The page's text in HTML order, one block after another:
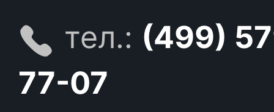
тел.: (499)
77-07